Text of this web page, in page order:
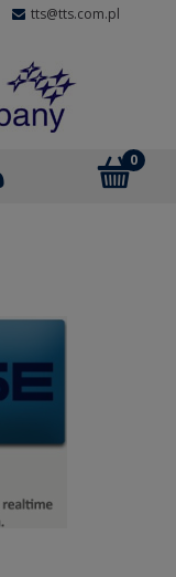
tts@tts.com.pl